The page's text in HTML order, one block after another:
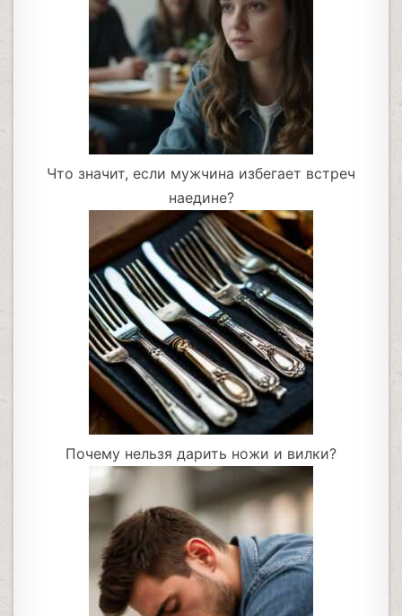
Что значит, если мужчина избегает встреч
наедине?
Почему нельзя дарить ножи и вилки?